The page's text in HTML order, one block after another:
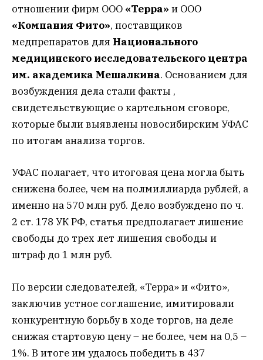
отношении фирм ООО «Терра» и ООО
«Компания Фито», поставщиков
медпрепаратов для Национального
медицинского исследовательского центра
им. академика Мешалкина. Основанием для
возбуждения дела стали факты ,
свидетельствующие о картельном сговоре,
которые были выявлены новосибирским УФАС
по итогам анализа торгов.
УФАС полагает, что итоговая цена могла быть
снижена более, чем на полмиллиарда рублей, а
именно на 570 млн руб. Дело возбуждено по ч.
2 ст. 178 УК РФ, статья предполагает лишение
свободы до трех лет лишения свободы и
штраф до 1 млн руб.
По версии следователей, «Терра» и «Фито»,
заключив устное соглашение, имитировали
конкурентную борьбу в ходе торгов, на деле
снижая стартовую цену – не более, чем на 0,5 –
1%. В итоге им удалось победить в 437